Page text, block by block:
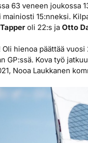
63 veneen joukossa
15:nneksi.
oli 22:s ja Otto
hienoa päättää vuosi
GP:ssä. Kova työ
Nooa Laukkanen